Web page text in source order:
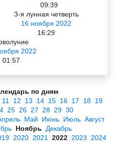
09:39
3-я лунная четверть
16 ноября 2022
16:29
2022
01:57
по дням
11 12 13 14 15 16 17 18 19
25 26 27 28 29 30
Май Июнь Июль Август
Ноябрь
Декабрь
2020 2021 2022 2023
2024